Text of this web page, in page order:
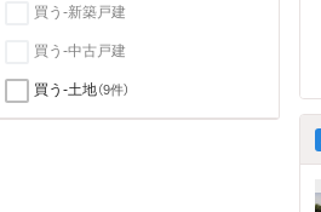
買う-新築戸建
買う-中古戸建
買う-土地（9件）